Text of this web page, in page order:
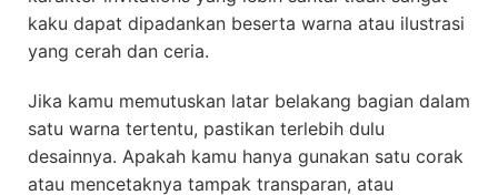
kaku dapat dipadankan beserta warna atau ilustrasi
yang cerah dan ceria.
Jika kamu memutuskan latar belakang bagian dalam
satu warna tertentu, pastikan terlebih dulu
desainnya. Apakah kamu hanya gunakan satu corak
atau mencetaknya tampak transparan, atau